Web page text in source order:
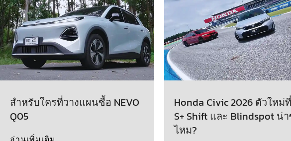
สำหรับใครที่วางแผนซื้อ NEVO
Q05
Honda Civic 2026 ตัวใหม่
S+ Shift และ Blindspot น่
ไหม?